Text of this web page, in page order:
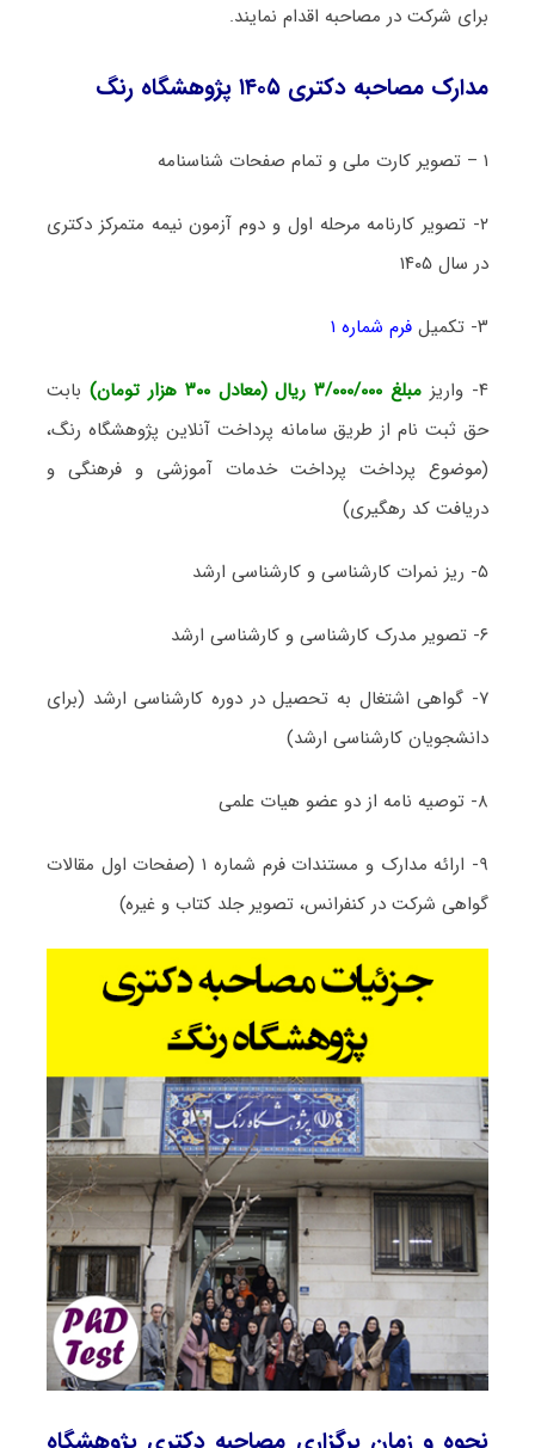
برای شرکت در مصاحبه اقدام نمایند.
مدارک مصاحبه دکتری ۱۴۰۵ پژوهشگاه رنگ
۱ – تصویر کارت ملی و تمام صفحات شناسنامه
۲- تصویر کارنامه مرحله اول و دوم آزمون نیمه متمرکز دکتری
در سال ۱۴۰۵
۳- تکمیل فرم شماره ۱
۴- واریز مبلغ ۳/۰۰۰/۰۰۰ ریال (معادل ۳۰۰ هزار تومان)
بابت
حق ثبت نام از طریق سامانه پرداخت آنلاین پژوهشگاه رنگ،
(موضوع پرداخت پرداخت خدمات آموزشی و فرهنگی و
دریافت کد رهگیری)
۵- ریز نمرات کارشناسی و کارشناسی ارشد
۶- تصویر مدرک کارشناسی و کارشناسی ارشد
۷- گواهی اشتغال به تحصیل در دوره کارشناسی ارشد (برای
دانشجویان کارشناسی ارشد)
۸- توصیه نامه از دو عضو هیات علمی
۹- ارائه مدارک و مستندات فرم شماره ۱ (صفحات اول مقالات
گواهی شرکت در کنفرانس، تصویر جلد کتاب و غیره)